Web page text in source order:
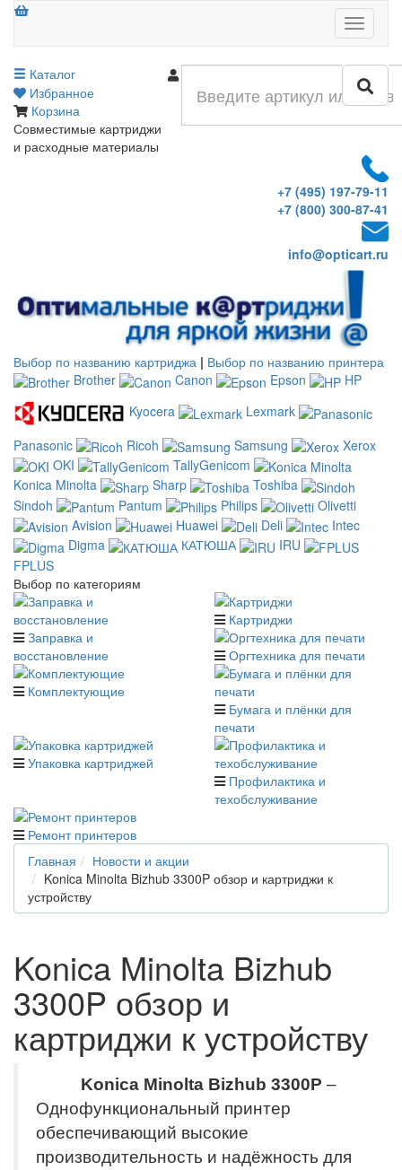
Меню
Каталог
Избранное
Корзина
Совместимые картриджи
и расходные материалы
+7 (495) 197-79-11
+7 (800) 300-87-41
info@opticart.ru
Выбор по названию картриджа | Выбор по названию принтера
Brother
Canon Epson
HP
Kyocera
Lexmark
Panasonic
Ricoh Samsung
Xerox
OKI
TallyGenicom
Konica Minolta
Sharp
Toshiba
Sindoh
Pantum Philips
Olivetti
Avision
Huawei Deli
Intec
Digma
КАТЮША
IRU
FPLUS
Выбор по категориям
Заправка и
восстановление
Картриджи
Оргтехника для печати
Комплектующие
Бумага и плёнки для
печати
Упаковка картриджей
Профилактика и
техобслуживание
Ремонт принтеров
Главная
Новости и акции
Konica Minolta Bizhub 3300P обзор и картриджи к
устройству
Konica Minolta Bizhub
3300P обзор и
картриджи к устройству
Konica Minolta Bizhub 3300P –
Однофункциональный принтер
обеспечивающий высокие
производительность и надёжность для